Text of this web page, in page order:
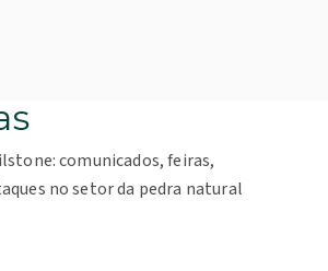
comunicados, feiras,
no setor da pedra natural